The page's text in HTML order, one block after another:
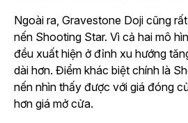
Ngoài ra, Gravestone Doji cũng
nến Shooting Star. Vì cả hai mô
đều xuất hiện ở đỉnh xu hướng
dài hơn. Điểm khác biệt chính là
nến nhìn thấy được với giá đóng
hơn giá mở cửa.